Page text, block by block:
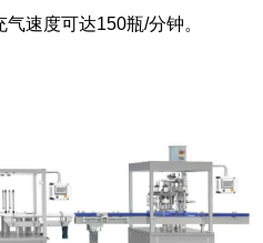
速度可达150瓶/分钟。